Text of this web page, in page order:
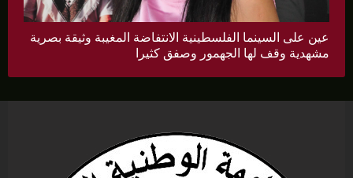
عين على السينما الفلسطينية الانتفاضة المغيبة وثيقة بصرية
مشهدية وقف لها الجهمور وصفق كثيرا